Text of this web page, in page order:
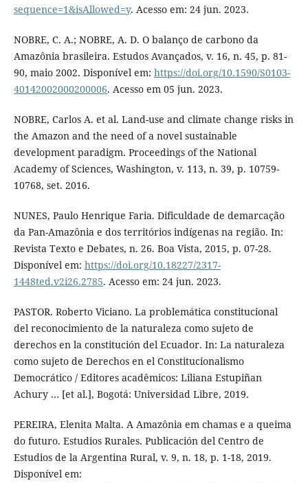
sequence=1&isAllowed=y. Acesso em: 24 jun. 2023.
NOBRE, C. A.; NOBRE, A. D. O balanço de carbono da
Amazônia brasileira. Estudos Avançados, v. 16, n. 45, p. 81-
90, maio 2002. Disponível em: https://doi.org/10.1590/S0103-
40142002000200006. Acesso em 05 jun. 2023.
NOBRE, Carlos A. et al. Land-use and climate change risks in
the Amazon and the need of a novel sustainable
development paradigm. Proceedings of the National
Academy of Sciences, Washington, v. 113, n. 39, p. 10759-
10768, set. 2016.
NUNES, Paulo Henrique Faria. Dificuldade de demarcação
da Pan-Amazônia e dos territórios indígenas na região. In:
Revista Texto e Debates, n. 26. Boa Vista, 2015, p. 07-28.
Disponível em: https://doi.org/10.18227/2317-
1448ted.v2i26.2785. Acesso em: 24 jun. 2023.
PASTOR. Roberto Viciano. La problemática constitucional
del reconocimiento de la naturaleza como sujeto de
derechos en la constitución del Ecuador. In: La naturaleza
como sujeto de Derechos en el Constitucionalismo
Democrático / Editores acadêmicos: Liliana Estupiñan
Achury … [et al.], Bogotá: Universidad Libre, 2019.
PEREIRA, Elenita Malta. A Amazônia em chamas e a queima
do futuro. Estudios Rurales. Publicación del Centro de
Estudios de la Argentina Rural, v. 9, n. 18, p. 1-18, 2019.
Disponível em: